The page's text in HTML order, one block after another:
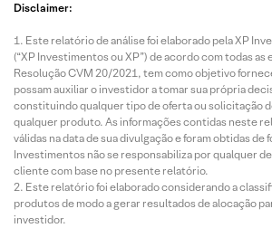
Disclaimer:
Este relatório de análise foi elaborado pela XP
(“XP Investimentos ou XP”) de acordo com todas
Resolução CVM 20/2021, tem como objetivo
possam auxiliar o investidor a tomar sua própria
constituindo qualquer tipo de oferta ou solicitação
qualquer produto. As informações contidas neste
válidas na data de sua divulgação e foram obtidas de
Investimentos não se responsabiliza por qualquer
cliente com base no presente relatório.
Este relatório foi elaborado considerando a
produtos de modo a gerar resultados de alocação
investidor.